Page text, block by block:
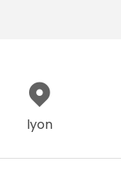
lyon